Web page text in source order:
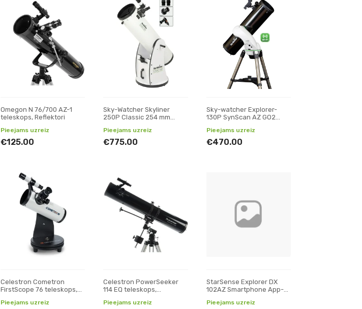
Omegon N 76/700 AZ-1
teleskops, Reflektori
Pieejams uzreiz
€125.00
Sky-Watcher Skyliner
250P Classic 254 mm
Reflektori
Pieejams uzreiz
€775.00
Sky-watcher Explorer-
130P SynScan AZ GO2
Pieejams uzreiz
€470.00
Celestron Cometron
FirstScope 76 teleskops,
Pieejams uzreiz
Celestron PowerSeeker
114 EQ teleskops,
Pieejams uzreiz
StarSense Explorer DX
102AZ Smartphone App-
Reflektori
Pieejams uzreiz